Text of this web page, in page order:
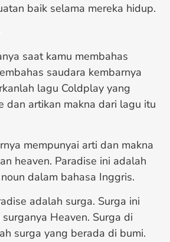
baik selama mereka hidup.
saat kamu membahas
saudara kembarnya
lagu Coldplay yang
dan artikan makna dari lagu itu
mempunyai arti dan makna
heaven. Paradise ini adalah
dalam bahasa Inggris.
adalah surga. Surga ini
Heaven. Surga di
surga yang berada di bumi.